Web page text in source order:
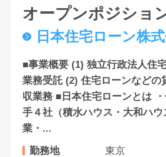
オープンポジショ
日本住宅ローン株
■事業概要 (1) 独立行政法人住
業務受託 (2) 住宅ローンなどの
収業務 ■日本住宅ローンとは
手４社（積水ハウス・大和ハ
業・...
勤務地
東京